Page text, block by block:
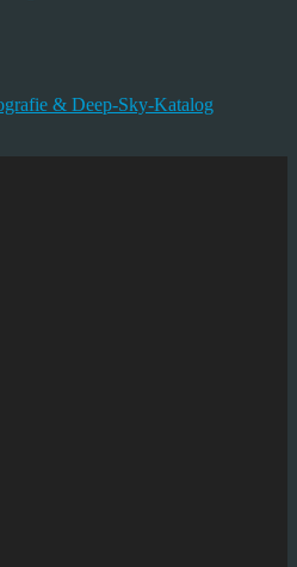
& Deep-Sky-Katalog